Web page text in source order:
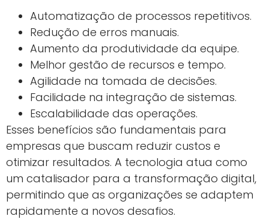
Automatização de processos repetitivos.
Redução de erros manuais.
Aumento da produtividade da equipe.
Melhor gestão de recursos e tempo.
Agilidade na tomada de decisões.
Facilidade na integração de sistemas.
Escalabilidade das operações.
Esses benefícios são fundamentais para
empresas que buscam reduzir custos e
otimizar resultados. A tecnologia atua como
um catalisador para a transformação digital,
permitindo que as organizações se adaptem
rapidamente a novos desafios.